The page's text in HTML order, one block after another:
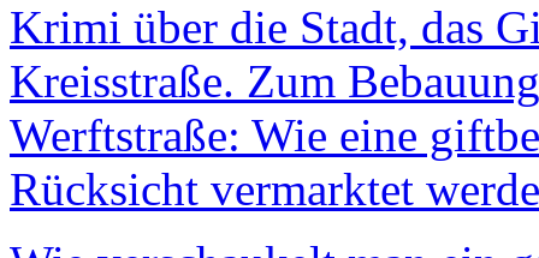
Krimi über die Stadt, das
Kreisstraße. Zum
Werftstraße: Wie eine
Rücksicht vermarktet